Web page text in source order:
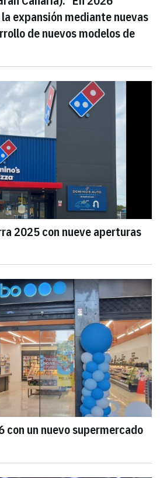
expansión mediante nuevas
de nuevos modelos de
2025 con nueve aperturas
con un nuevo supermercado